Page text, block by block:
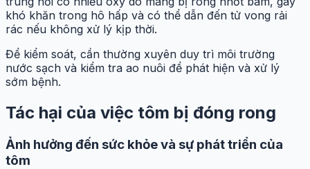
khó khăn trong hô hấp và có thể dẫn đến tử vong rải
rác nếu không xử lý kịp thời.
Để kiểm soát, cần thường xuyên duy trì môi trường
nước sạch và kiểm tra ao nuôi để phát hiện và xử lý
sớm bệnh.
Tác hại của việc tôm bị đóng rong
Ảnh hưởng đến sức khỏe và sự phát triển của
tôm